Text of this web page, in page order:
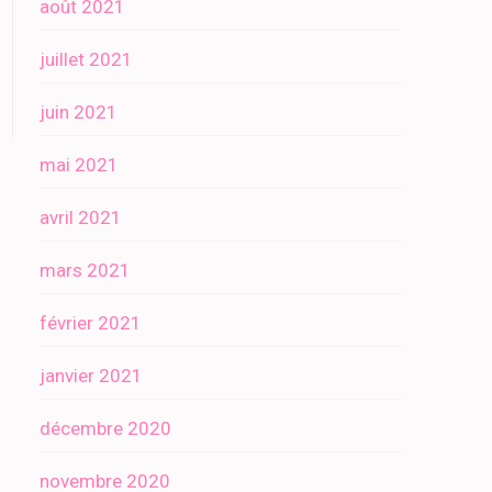
août 2021
juillet 2021
juin 2021
mai 2021
avril 2021
mars 2021
février 2021
janvier 2021
décembre 2020
novembre 2020